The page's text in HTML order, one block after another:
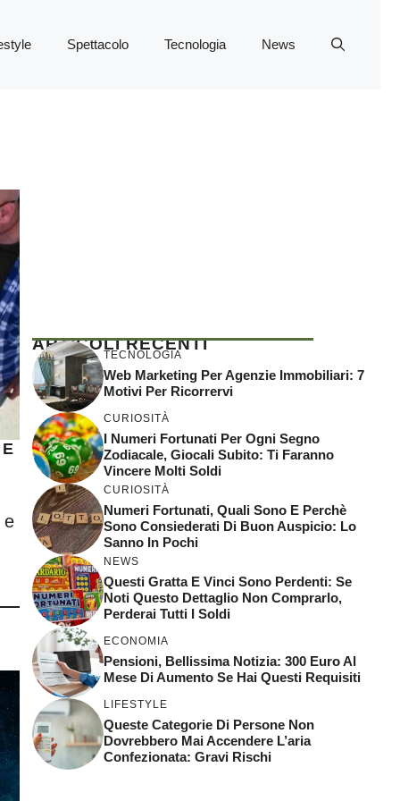
Spettacolo Tecnologia News
e
ARTICOLI RECENTI
TECNOLOGIA
Web Marketing Per Agenzie Immobiliari: 7
Motivi Per Ricorrervi
CURIOSITÀ
I Numeri Fortunati Per Ogni Segno
Zodiacale, Giocali Subito: Ti Faranno
Vincere Molti Soldi
CURIOSITÀ
Numeri Fortunati, Quali Sono E Perchè
Sono Consiederati Di Buon Auspicio: Lo
Sanno In Pochi
NEWS
Questi Gratta E Vinci Sono Perdenti: Se
Noti Questo Dettaglio Non Comprarlo,
Perderai Tutti I Soldi
ECONOMIA
Pensioni, Bellissima Notizia: 300 Euro Al
Mese Di Aumento Se Hai Questi Requisiti
LIFESTYLE
Queste Categorie Di Persone Non
Dovrebbero Mai Accendere L’aria
Confezionata: Gravi Rischi